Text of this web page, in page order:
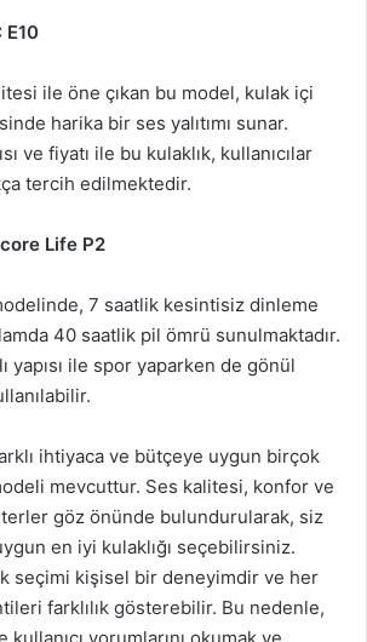
E10
ile öne çıkan bu model, kulak içi
harika bir ses yalıtımı sunar.
ve fiyatı ile bu kulaklık, kullanıcılar
tercih edilmektedir.
Life P2
7 saatlik kesintisiz dinleme
40 saatlik pil ömrü sunulmaktadır.
yapısı ile spor yaparken de gönül
ihtiyaca ve bütçeye uygun birçok
mevcuttur. Ses kalitesi, konfor ve
göz önünde bulundurularak, siz
en iyi kulaklığı seçebilirsiniz.
seçimi kişisel bir deneyimdir ve her
farklılık gösterebilir. Bu nedenle,